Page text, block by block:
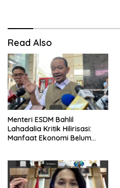
Read Also
Menteri ESDM Bahlil
Lahadalia Kritik Hilirisasi:
Manfaat Ekonomi Belum